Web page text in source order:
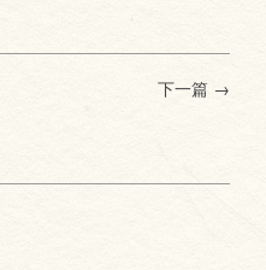
下一篇 →